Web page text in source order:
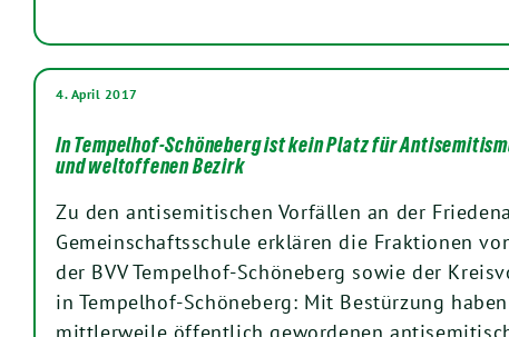
4. April 2017
In Tempelhof-Schöneberg ist kein Platz für
und weltoffenen Bezirk
Zu den antisemitischen Vorfällen an der
Gemeinschaftsschule erklären die Fraktionen
der BVV Tempelhof-Schöneberg sowie der
in Tempelhof-Schöneberg: Mit Bestürzung